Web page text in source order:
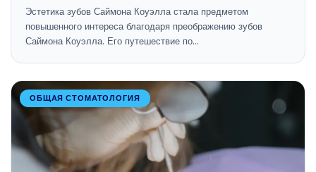
Эстетика зубов Саймона Коуэлла стала предметом
повышенного интереса благодаря преображению зубов
Саймона Коуэлла. Его путешествие по…
ОБЩАЯ СТОМАТОЛОГИЯ